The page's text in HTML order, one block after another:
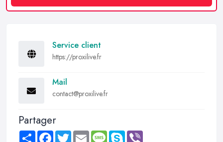
Service client
https://proxilive.fr
Mail
contact@proxilive.fr
Partager
Share FacebookTwitter Email MessageSkype